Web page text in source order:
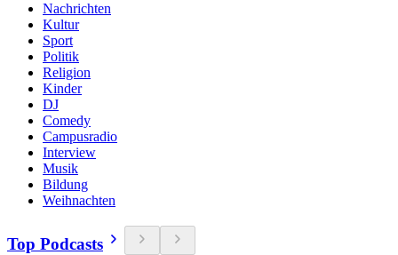
Nachrichten
Kultur
Sport
Politik
Religion
Kinder
DJ
Comedy
Campusradio
Interview
Musik
Bildung
Weihnachten
Top Podcasts